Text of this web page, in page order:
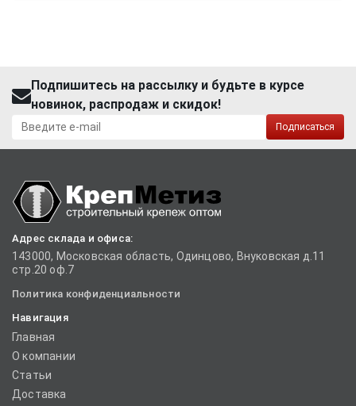
Подпишитесь на рассылку и будьте в курсе
новинок, распродаж и скидок!
Подписаться
Адрес склада и офиса:
143000, Московская область, Одинцово, Внуковская д.11
стр.20 оф.7
Политика конфиденциальности
Навигация
Главная
О компании
Статьи
Доставка